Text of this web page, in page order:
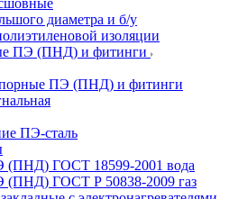
диаметра и б/у
изоляции
ПЭ (ПНД) и фитинги
ПЭ (ПНД) и фитинги
ПЭ-сталь
(ПНД) ГОСТ 18599-2001 вода
(ПНД) ГОСТ Р 50838-2009 газ